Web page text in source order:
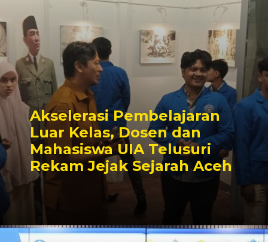
Akselerasi Pembelajaran
Luar Kelas, Dosen dan
Mahasiswa UIA Telusuri
Rekam Jejak Sejarah Aceh